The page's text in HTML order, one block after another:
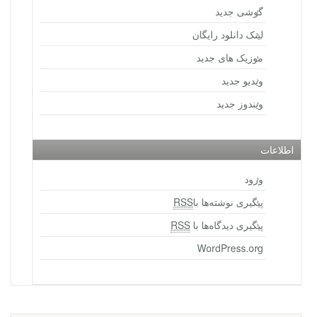
گوشی جدید
لینک دانلود رایگان
موزیک های جدید
ویدیو جدید
ویندوز جدید
اطلاعات
ورود
پیگیری نوشته‌ها باRSS
پیگیری دیدگاه‌ها با RSS
WordPress.org